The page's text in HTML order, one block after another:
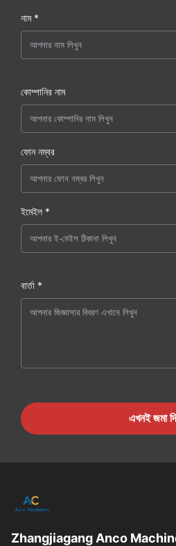
নাম *
কোম্পানির নাম
ফোন নম্বর
ইমেইল *
বার্তা *
এখনই জমা
Zhangjiagang Anco